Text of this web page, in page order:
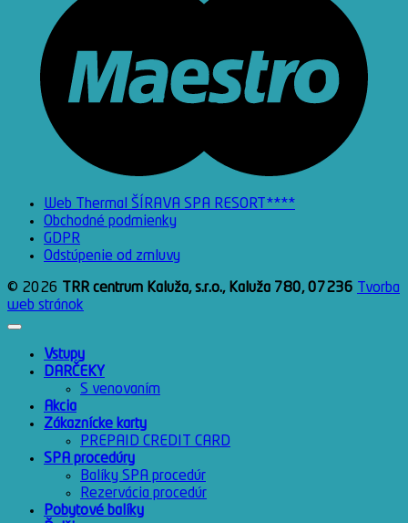
Web Thermal ŠÍRAVA SPA RESORT****
Obchodné podmienky
GDPR
Odstúpenie od zmluvy
© 2026 TRR centrum Kaluža, s.r.o., Kaluža 780, 07236
Tvorba
web stránok
Vstupy
DARČEKY
S venovaním
Akcia
Zákaznícke karty
PREPAID CREDIT CARD
SPA procedúry
Balíky SPA procedúr
Rezervácia procedúr
Pobytové balíky